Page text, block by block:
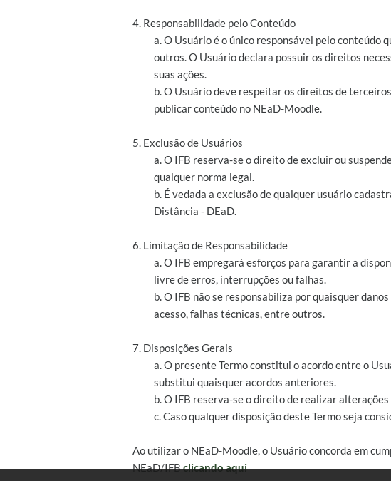
4. Responsabilidade pelo Conteúdo
a. O Usuário é o único responsável pelo conteúdo
outros. O Usuário declara possuir os direitos
suas ações.
b. O Usuário deve respeitar os direitos de
publicar conteúdo no NEaD-Moodle.
5. Exclusão de Usuários
a. O IFB reserva-se o direito de excluir ou
qualquer norma legal.
b. É vedada a exclusão de qualquer usuário
Distância - DEaD.
6. Limitação de Responsabilidade
a. O IFB empregará esforços para garantir a
livre de erros, interrupções ou falhas.
b. O IFB não se responsabiliza por quaisquer
acesso, falhas técnicas, entre outros.
7. Disposições Gerais
a. O presente Termo constitui o acordo entre o
substitui quaisquer acordos anteriores.
b. O IFB reserva-se o direito de realizar
c. Caso qualquer disposição deste Termo seja
Ao utilizar o NEaD-Moodle, o Usuário concorda em
NEaD/IFBclicando aqui